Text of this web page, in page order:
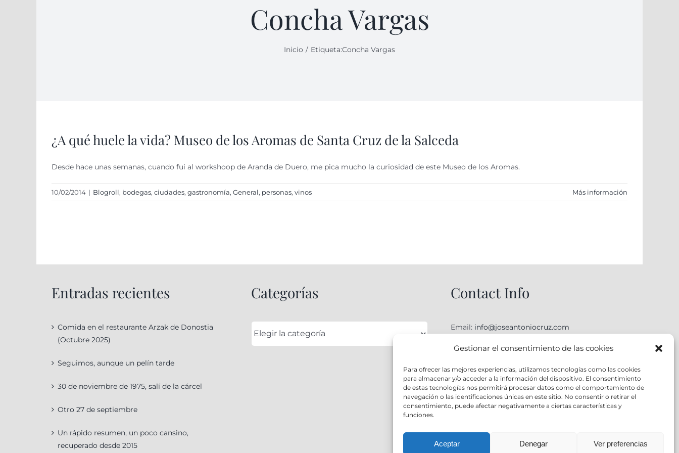
Gestionar el consentimiento de las cookies
Para ofrecer las mejores experiencias, utilizamos tecnologías como las cookies
para almacenar y/o acceder a la información del dispositivo. El consentimiento
de estas tecnologías nos permitirá procesar datos como el comportamiento de
navegación o las identificaciones únicas en este sitio. No consentir o retirar el
consentimiento, puede afectar negativamente a ciertas características y
funciones.
Aceptar Denegar Ver preferencias
Concha Vargas
Inicio Etiqueta:Concha Vargas
¿A qué huele la vida? Museo de los Aromas de Santa Cruz de la Salceda
Desde hace unas semanas, cuando fui al workshoop de Aranda de Duero, me pica mucho la curiosidad de este Museo de los Aromas.
10/02/2014 | Blogroll, bodegas, ciudades, gastronomí­a, General, personas, vinos Más información
Entradas recientes
Comida en el restaurante Arzak de Donostia
(Octubre 2025)
Seguimos, aunque un pelín tarde
30 de noviembre de 1975, salí de la cárcel
Otro 27 de septiembre
Un rápido resumen, un poco cansino,
recuperado desde 2015
Categorías Contact Info
Email: info@joseantoniocruz.com
web y posicionamiento pamplona: EOSERON.es